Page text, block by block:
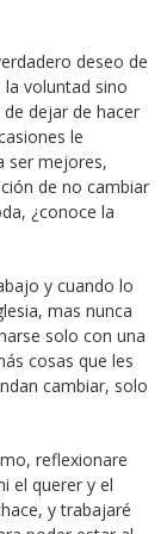
deseo de
voluntad sino
dejar de hacer
le
ser mejores,
de no cambiar
¿conoce la
y cuando lo
mas nunca
solo con una
cosas que les
cambiar, solo
reflexionare
el querer y el
y trabajaré